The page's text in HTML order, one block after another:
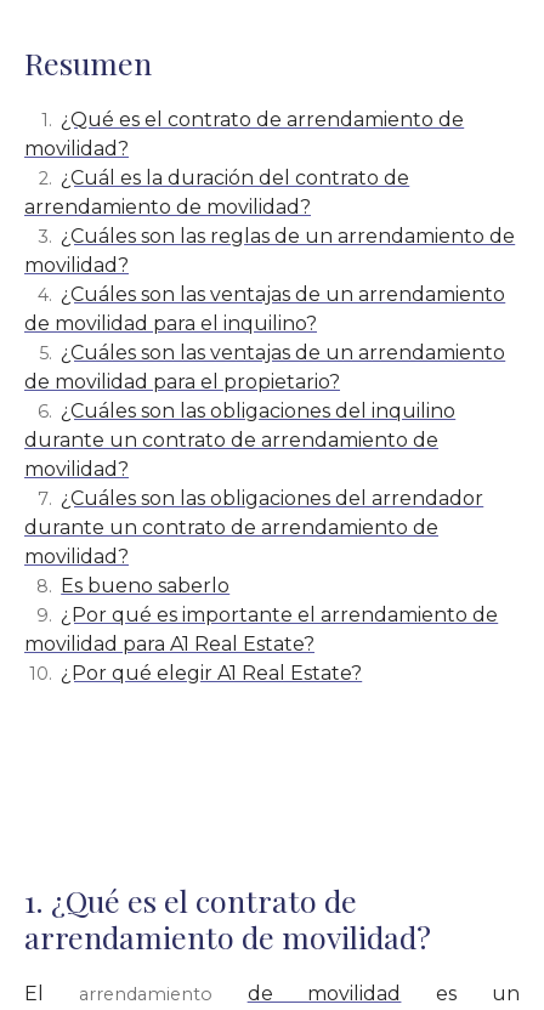
Resumen
¿Qué es el contrato de arrendamiento de
movilidad?
¿Cuál es la duración del contrato de
arrendamiento de movilidad?
¿Cuáles son las reglas de un arrendamiento de
movilidad?
¿Cuáles son las ventajas de un arrendamiento
de movilidad para el inquilino?
¿Cuáles son las ventajas de un arrendamiento
de movilidad para el propietario?
¿Cuáles son las obligaciones del inquilino
durante un contrato de arrendamiento de
movilidad?
¿Cuáles son las obligaciones del arrendador
durante un contrato de arrendamiento de
movilidad?
Es bueno saberlo
¿Por qué es importante el arrendamiento de
movilidad para A1 Real Estate?
¿Por qué elegir A1 Real Estate?
1. ¿Qué es el contrato de
arrendamiento de movilidad?
El arrendamiento de movilidad
es un